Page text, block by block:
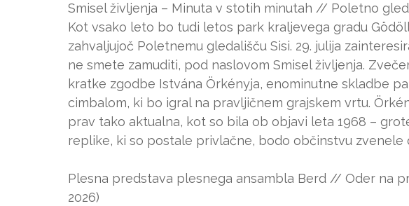
Smisel življenja – Minuta v stotih minutah // Poletno
Kot vsako leto bo tudi letos park kraljevega gradu
zahvaljujoč Poletnemu gledališču Sisi. 29. julija
ne smete zamuditi, pod naslovom Smisel življenja.
kratke zgodbe Istvána Örkényja, enominutne skladbe
cimbalom, ki bo igral na pravljičnem grajskem vrtu.
prav tako aktualna, kot so bila ob objavi leta 1968 –
replike, ki so postale privlačne, bodo občinstvu zvenele
Plesna predstava plesnega ansambla Berd // Oder na
2026)